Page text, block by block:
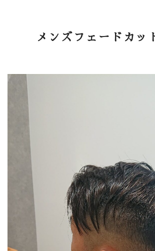
メンズフェードカッ